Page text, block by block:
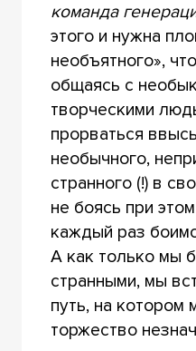
команда
этого и нужна
необъятного»,
общаясь с
творческими
прорваться
необычного,
странного (!) в
не боясь при
каждый раз
А как только мы
странными, мы
путь, на котором
торжество